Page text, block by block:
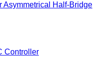
Asymmetrical Half-Bridge
Controller